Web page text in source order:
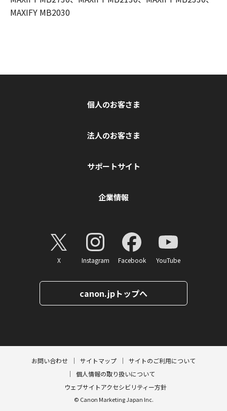
MAXIFY MB2030
個人のお客さま
法人のお客さま
サポートサイト
企業情報
X Instagram Facebook YouTube
canon.jpトップへ
お問い合わせ サイトマップ
サイトのご利用について
個人情報の取り扱いについて
ウェブサイトアクセシビリティー方針
© Canon Marketing Japan Inc.